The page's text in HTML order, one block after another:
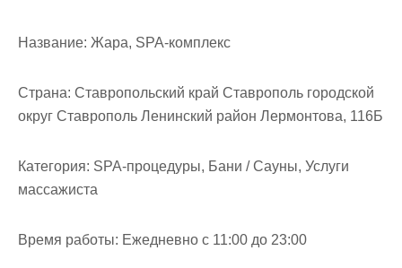
Название: Жара, SPA-комплекс
Страна: Ставропольский край Ставрополь городской
округ Ставрополь Ленинский район Лермонтова, 116Б
Категория: SPA-процедуры, Бани / Сауны, Услуги
массажиста
Время работы: Ежедневно с 11:00 до 23:00